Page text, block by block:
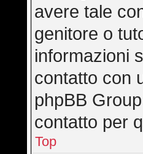
avere tale
genitore o
informazioni
contatto con
phpBB
contatto per
Top